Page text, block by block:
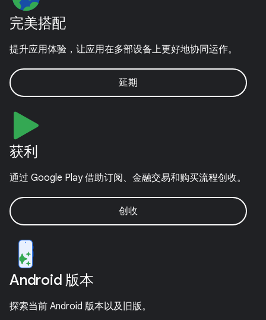
完美搭配
提升应用体验，让应用在多部设备上更好地协同运作。
延期
获利
通过 Google Play 借助订阅、金融交易和购买流程创收。
创收
Android 版本
探索当前 Android 版本以及旧版。